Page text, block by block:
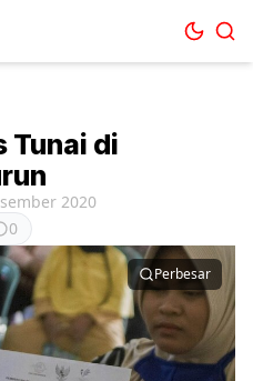
Tunai di
2020
0
Perbesar